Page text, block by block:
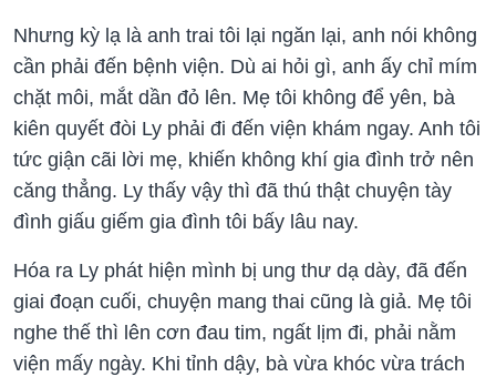
Nhưng kỳ lạ là anh trai tôi lại ngăn lại, anh nói không
cần phải đến bệnh viện. Dù ai hỏi gì, anh ấy chỉ mím
chặt môi, mắt dần đỏ lên. Mẹ tôi không để yên, bà
kiên quyết đòi Ly phải đi đến viện khám ngay. Anh tôi
tức giận cãi lời mẹ, khiến không khí gia đình trở nên
căng thẳng. Ly thấy vậy thì đã thú thật chuyện tày
đình giấu giếm gia đình tôi bấy lâu nay.
Hóa ra Ly phát hiện mình bị ung thư dạ dày, đã đến
giai đoạn cuối, chuyện mang thai cũng là giả. Mẹ tôi
nghe thế thì lên cơn đau tim, ngất lịm đi, phải nằm
viện mấy ngày. Khi tỉnh dậy, bà vừa khóc vừa trách